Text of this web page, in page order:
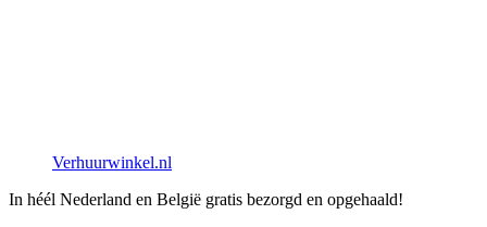
Verhuurwinkel.nl
In héél Nederland en België gratis bezorgd en opgehaald!